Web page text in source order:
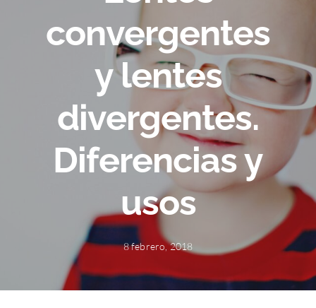
convergentes
y lentes
divergentes.
Diferencias y
usos
8 febrero, 2018